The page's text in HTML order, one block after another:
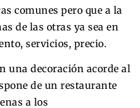
comunes pero que a la
de las otras ya sea en
servicios, precio.
una decoración acorde al
de un restaurante
a los